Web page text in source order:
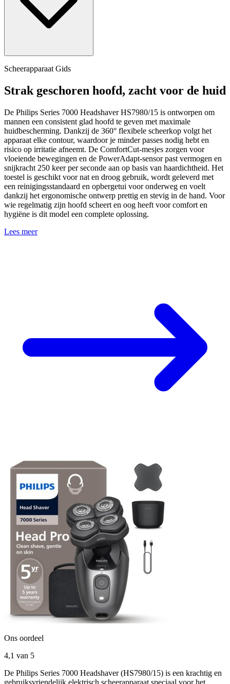
Scheerapparaat Gids
Strak geschoren hoofd, zacht voor de huid
De Philips Series 7000 Headshaver HS7980/15 is ontworpen om
mannen een consistent glad hoofd te geven met maximale
huidbescherming. Dankzij de 360° flexibele scheerkop volgt het
apparaat elke contour, waardoor je minder passes nodig hebt en
risico op irritatie afneemt. De ComfortCut-mesjes zorgen voor
vloeiende bewegingen en de PowerAdapt-sensor past vermogen en
snijkracht 250 keer per seconde aan op basis van haardichtheid. Het
toestel is geschikt voor nat en droog gebruik, wordt geleverd met
een reinigingsstandaard en opbergetui voor onderweg en voelt
dankzij het ergonomische ontwerp prettig en stevig in de hand. Voor
wie regelmatig zijn hoofd scheert en oog heeft voor comfort en
hygiëne is dit model een complete oplossing.
Lees meer
Ons oordeel
4,1 van 5
De Philips Series 7000 Headshaver (HS7980/15) is een krachtig en
gebruiksvriendelijk elektrisch scheerapparaat speciaal voor het